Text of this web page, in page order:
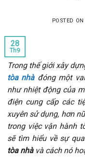
POSTED ON
28
Th9
Trong thế giới xây
tòa nhàđóng một
như nhiệt động của
điện cung cấp các
xuyên sử dụng, hơn
trong việc vận hành
sẽ tìm hiểu về sự
tòa nhà và cách nó